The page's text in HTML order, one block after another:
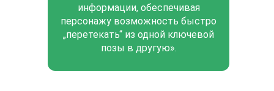
информации, обеспечивая
персонажу возможность быстро
„перетекать“ из одной ключевой
позы в другую».